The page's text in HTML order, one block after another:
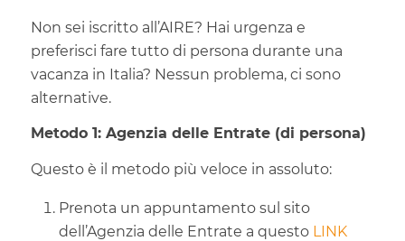
Non sei iscritto all’AIRE? Hai urgenza e
preferisci fare tutto di persona durante una
vacanza in Italia? Nessun problema, ci sono
alternative.
Metodo 1: Agenzia delle Entrate (di persona)
Questo è il metodo più veloce in assoluto:
Prenota un appuntamento sul sito
dell’Agenzia delle Entrate a questo LINK